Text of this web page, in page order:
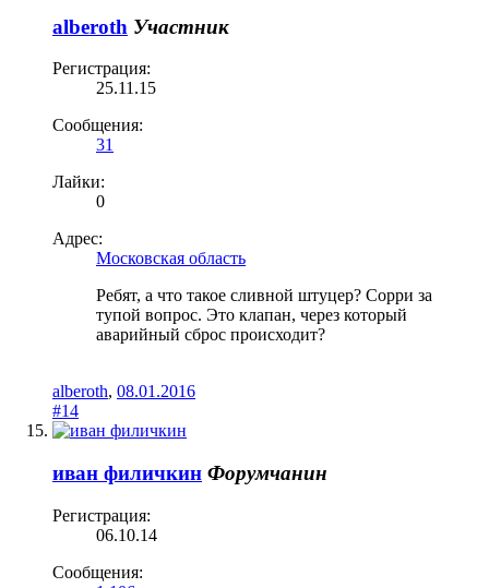
alberoth Участник
Регистрация:
25.11.15
Сообщения:
31
Лайки:
0
Адрес:
Московская область
Ребят, а что такое сливной штуцер? Сорри за
тупой вопрос. Это клапан, через который
аварийный сброс происходит?
alberoth, 08.01.2016
#14
иван филичкин Форумчанин
Регистрация:
06.10.14
Сообщения: